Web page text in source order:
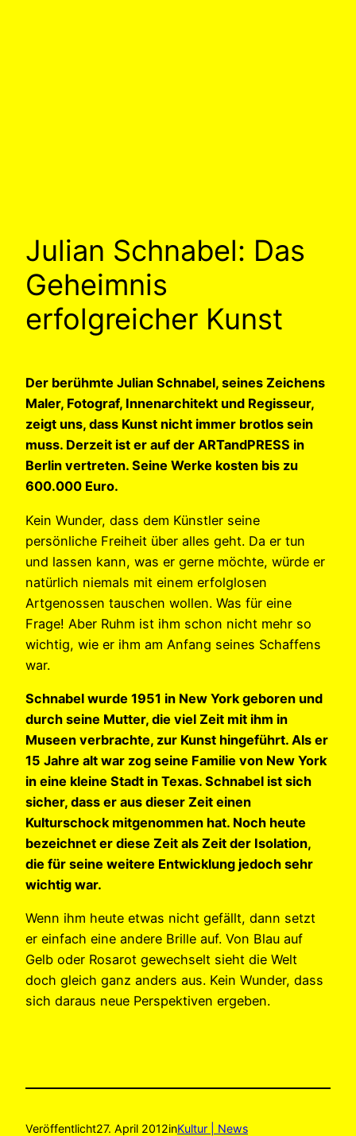
Julian Schnabel: Das
Geheimnis
erfolgreicher Kunst
Der berühmte Julian Schnabel, seines Zeichens
Maler, Fotograf, Innenarchitekt und Regisseur,
zeigt uns, dass Kunst nicht immer brotlos sein
muss. Derzeit ist er auf der ARTandPRESS in
Berlin vertreten. Seine Werke kosten bis zu
600.000 Euro.
Kein Wunder, dass dem Künstler seine
persönliche Freiheit über alles geht. Da er tun
und lassen kann, was er gerne möchte, würde er
natürlich niemals mit einem erfolglosen
Artgenossen tauschen wollen. Was für eine
Frage! Aber Ruhm ist ihm schon nicht mehr so
wichtig, wie er ihm am Anfang seines Schaffens
war.
Schnabel wurde 1951 in New York geboren und
durch seine Mutter, die viel Zeit mit ihm in
Museen verbrachte, zur Kunst hingeführt. Als er
15 Jahre alt war zog seine Familie von New York
in eine kleine Stadt in Texas. Schnabel ist sich
sicher, dass er aus dieser Zeit einen
Kulturschock mitgenommen hat. Noch heute
bezeichnet er diese Zeit als Zeit der Isolation,
die für seine weitere Entwicklung jedoch sehr
wichtig war.
Wenn ihm heute etwas nicht gefällt, dann setzt
er einfach eine andere Brille auf. Von Blau auf
Gelb oder Rosarot gewechselt sieht die Welt
doch gleich ganz anders aus. Kein Wunder, dass
sich daraus neue Perspektiven ergeben.
Veröffentlicht27. April 2012inKultur | News